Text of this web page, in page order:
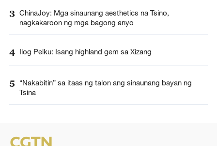
3 ChinaJoy: Mga sinaunang aesthetics na Tsino,
nagkakaroon ng mga bagong anyo
4 Ilog Pelku: Isang highland gem sa Xizang
5
“Nakabitin” sa itaas ng talon ang sinaunang bayan ng
Tsina